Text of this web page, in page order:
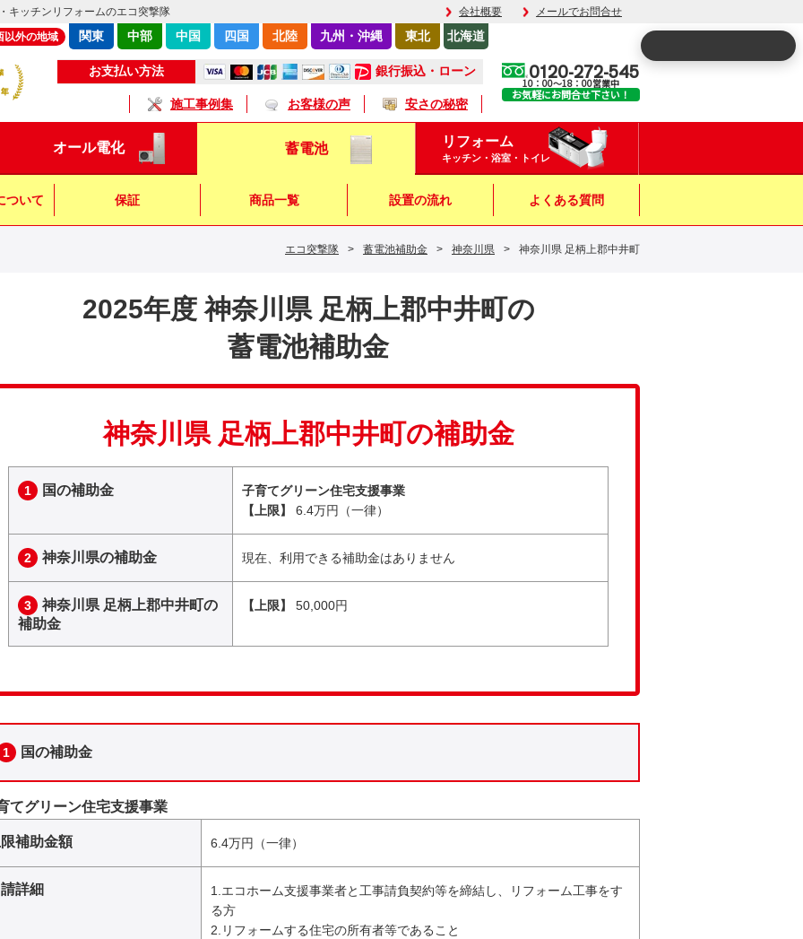
キッチンリフォームのエコ突撃隊 会社概要 メールでお問合せ
お支払い方法 銀行振込・ローン
施工事例集 お客様の声 安さの秘密
以外の地域 関東 中部 中国 四国 北陸 九州・沖縄 東北 北海道
0120-272-545
10：00～18：00営業中
お気軽にお問合せ下さい！
オール電化 蓄電池 リフォーム
キッチン・浴室・トイレ
ついて 保証 商品一覧 設置の流れ よくある質問
エコ突撃隊 > 蓄電池補助金 > 神奈川県 > 神奈川県 足柄上郡中井町
2025年度 神奈川県 足柄上郡中井町の
蓄電池補助金
神奈川県 足柄上郡中井町の補助金
1 国の補助金
子育てグリーン住宅支援事業
【上限】
6.4万円（一律）
2 神奈川県の補助金 現在、利用できる補助金はありません
3
神奈川県 足柄上郡中井町の
補助金
【上限】 50,000円
1 国の補助金
てグリーン住宅支援事業
補助金額 6.4万円（一律）
詳細
1.エコホーム支援事業者と工事請負契約等を締結し、リフォーム工事をす
る方
2.リフォームする住宅の所有者等であること